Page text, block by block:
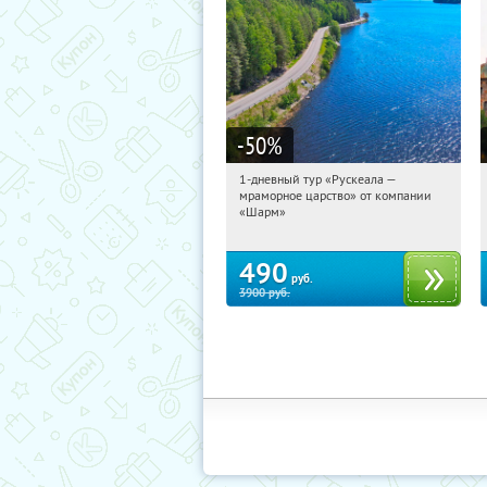
-50%
14:57:59 Купили:
Достоевская
1-дневный тур «Рускеала —
мраморное царство» от компании
«Шарм»
490 руб.
3900руб.